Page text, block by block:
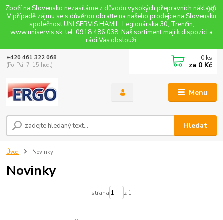
Zboží na Slovensko nezasíláme z důvodu vysokých přepravních nákladů.
V případě zájmu se s důvěrou obraťte na našeho prodejce na Slovensku
společnost UNI SERVIS HAMIL, Legionárska 30, Trenčín,
www.uniservis.sk, tel. 0918 486 038. Náš sortiment mají k dispozici a
rádi Vás obslouží.
Menu
Hledat
+420 461 322 068
(Po-Pá, 7-15 hod.)
0 ks
za 0 Kč
Úvod Novinky
Novinky
strana z 1